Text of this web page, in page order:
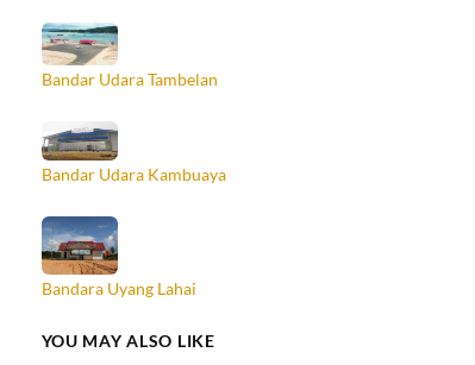
Bandar Udara Tambelan
Bandar Udara Kambuaya
Bandara Uyang Lahai
YOU MAY ALSO LIKE